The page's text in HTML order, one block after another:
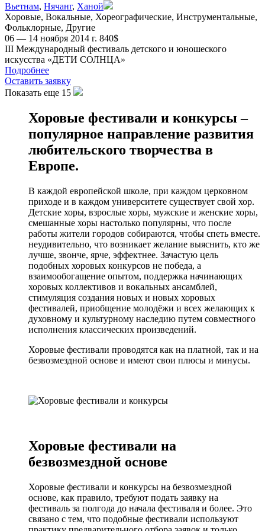
Вьетнам, Нячанг, Ханой
Хоровые, Вокальные, Хореографические, Инструментальные,
Фольклорные, Другие
06 — 14 ноября 2014 г. 840$
III Международный фестиваль детского и юношеского
искусства «ДЕТИ СОЛНЦА»
Подробнее
Оставить заявку
Показать еще 15
Хоровые фестивали и конкурсы –
популярное направление развития
любительского творчества в
Европе.
В каждой европейской школе, при каждом церковном
приходе и в каждом университете существует свой хор.
Детские хоры, взрослые хоры, мужские и женские хоры,
смешанные хоры настолько популярны, что после
работы жители городов собираются, чтобы спеть вместе.
неудивительно, что возникает желание выяснить, кто же
лучше, звонче, ярче, эффектнее. Зачастую цель
подобных хоровых конкурсов не победа, а
взаимообогащение опытом, поддержка начинающих
хоровых коллективов и вокальных ансамблей,
стимуляция создания новых и новых хоровых
фестивалей, приобщение молодёжи и всех желающих к
духовному и культурному наследию путем совместного
исполнения классических произведений.
Хоровые фестивали проводятся как на платной, так и на
безвозмездной основе и имеют свои плюсы и минусы.
Хоровые фестивали на
безвозмездной основе
Хоровые фестивали и конкурсы на безвозмездной
основе, как правило, требуют подать заявку на
фестиваль за полгода до начала фестиваля и более. Это
связано с тем, что подобные фестивали используют